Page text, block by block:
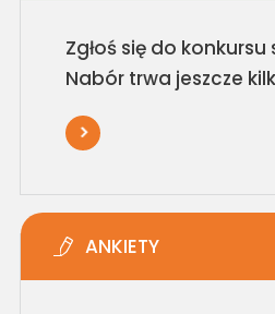
Zgłoś się do
Nabór trwa jeszcze
ANKIETY